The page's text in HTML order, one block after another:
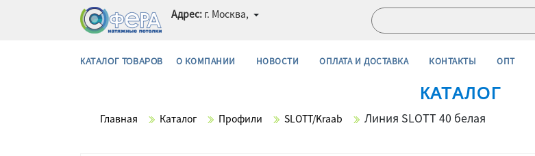
Адрес: г. Москва,
КАТАЛОГ ТОВАРОВ О КОМПАНИИ НОВОСТИ ОПЛАТА И ДОСТАВКА КОНТАКТЫ ОПТ
КАТАЛОГ
Главная Каталог Профили SLOTT/Kraab Линия SLOTT 40 белая